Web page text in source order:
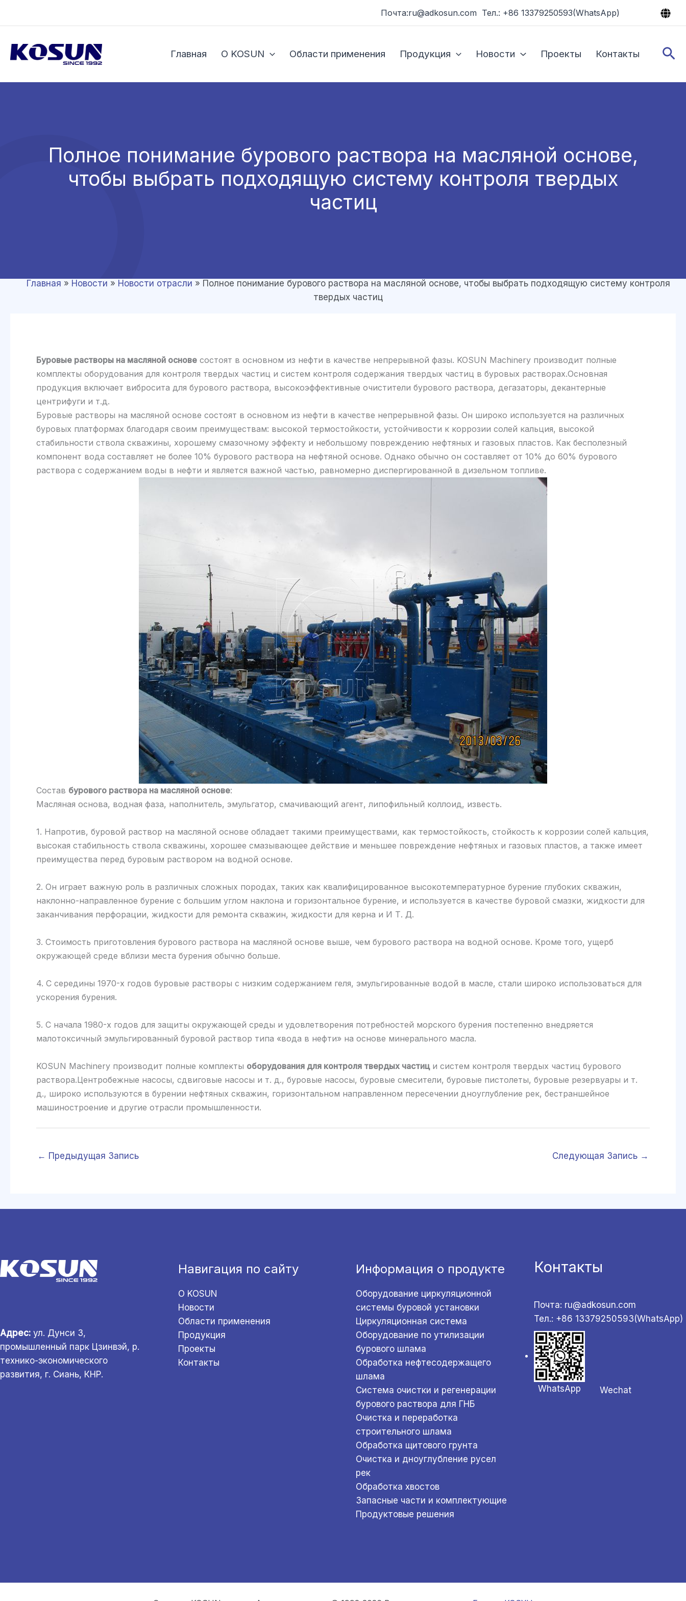
Почта:ru@adkosun.com Тел.: +86 13379250593(WhatsApp)
Главная О KOSUN Области применения Продукция Новости Проекты Контакты
Полное понимание бурового раствора на масляной основе,
чтобы выбрать подходящую систему контроля твердых
частиц
Главная » Новости » Новости отрасли » Полное понимание бурового раствора на масляной основе, чтобы выбрать подходящую систему контроля
твердых частиц
Буровые растворы на масляной основе состоят в основном из нефти в качестве непрерывной фазы. KOSUN Machinery производит полные
комплекты оборудования для контроля твердых частиц и систем контроля содержания твердых частиц в буровых растворах.Основная
продукция включает вибросита для бурового раствора, высокоэффективные очистители бурового раствора, дегазаторы, декантерные
центрифуги и т.д.
Буровые растворы на масляной основе состоят в основном из нефти в качестве непрерывной фазы. Он широко используется на различных
буровых платформах благодаря своим преимуществам: высокой термостойкости, устойчивости к коррозии солей кальция, высокой
стабильности ствола скважины, хорошему смазочному эффекту и небольшому повреждению нефтяных и газовых пластов. Как бесполезный
компонент вода составляет не более 10% бурового раствора на нефтяной основе. Однако обычно он составляет от 10% до 60% бурового
раствора с содержанием воды в нефти и является важной частью, равномерно диспергированной в дизельном топливе.
Состав бурового раствора на масляной основе:
Масляная основа, водная фаза, наполнитель, эмульгатор, смачивающий агент, липофильный коллоид, известь.
1. Напротив, буровой раствор на масляной основе обладает такими преимуществами, как термостойкость, стойкость к коррозии солей кальция,
высокая стабильность ствола скважины, хорошее смазывающее действие и меньшее повреждение нефтяных и газовых пластов, а также имеет
преимущества перед буровым раствором на водной основе.
2. Он играет важную роль в различных сложных породах, таких как квалифицированное высокотемпературное бурение глубоких скважин,
наклонно-направленное бурение с большим углом наклона и горизонтальное бурение, и используется в качестве буровой смазки, жидкости для
заканчивания перфорации, жидкости для ремонта скважин, жидкости для керна и И Т. Д.
3. Стоимость приготовления бурового раствора на масляной основе выше, чем бурового раствора на водной основе. Кроме того, ущерб
окружающей среде вблизи места бурения обычно больше.
4. С середины 1970-х годов буровые растворы с низким содержанием геля, эмульгированные водой в масле, стали широко использоваться для
ускорения бурения.
5. С начала 1980-х годов для защиты окружающей среды и удовлетворения потребностей морского бурения постепенно внедряется
малотоксичный эмульгированный буровой раствор типа «вода в нефти» на основе минерального масла.
KOSUN Machinery производит полные комплекты оборудования для контроля твердых частици систем контроля твердых частиц бурового
раствора.Центробежные насосы, сдвиговые насосы и т. д., буровые насосы, буровые смесители, буровые пистолеты, буровые резервуары и т.
д., широко используются в бурении нефтяных скважин, горизонтальном направленном пересечении дноуглубление рек, бестраншейное
машиностроение и другие отрасли промышленности.
← Предыдущая Запись Следующая Запись →
Адрес: ул. Дунси 3,
промышленный парк Цзинвэй, р.
технико-экономического
развития, г. Сиань, КНР.
Навигация по сайту
О KOSUN
Новости
Области применения
Продукция
Проекты
Контакты
Информация о продукте
Оборудование циркуляционной
системы буровой установки
Циркуляционная система
Оборудование по утилизации
бурового шлама
Обработка нефтесодержащего
шлама
Система очистки и регенерации
бурового раствора для ГНБ
Очистка и переработка
строительного шлама
Обработка щитового грунта
Очистка и дноуглубление русел
рек
Обработка хвостов
Запасные части и комплектующие
Продуктовые решения
Контакты
Почта: ru@adkosun.com
Тел.: +86 13379250593(WhatsApp)
WhatsApp Wechat